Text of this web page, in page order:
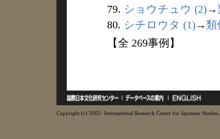
79. ショウチュウ (2)→
80. シチロウタ (1)→ 類
【全 269事例】
Copyright (c) 2002- International Research Center for Japanese